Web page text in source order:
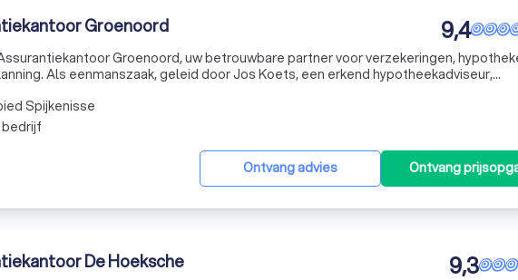
Groenoord 9,4
Groenoord, uw betrouwbare partner voor verzekeringen,
Als eenmanszaak, geleid door Jos Koets, een erkend hypotheekadviseur,
colum
Ontvang advies Ontvang
Spijkenisse
bedrijf
De Hoeksche 9,3